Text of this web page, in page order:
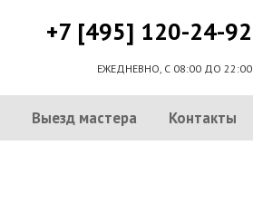
+7 [495] 120-24-92
ЕЖЕДНЕВНО, С 08:00 ДО 22:00
Выезд мастера Контакты